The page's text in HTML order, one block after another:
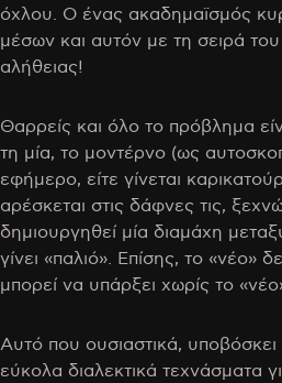
όχλου. Ο ένας ακαδημαϊσμός
μέσων και αυτόν με τη σειρά
αλήθειας!
Θαρρείς και όλο το πρόβλημα
τη μία, το μοντέρνο (ως
εφήμερο, είτε γίνεται
αρέσκεται στις δάφνες τις,
δημιουργηθεί μία διαμάχη
γίνει «παλιό». Επίσης, το «νέο»
μπορεί να υπάρξει χωρίς το
Αυτό που ουσιαστικά,
εύκολα διαλεκτικά τεχνάσματα